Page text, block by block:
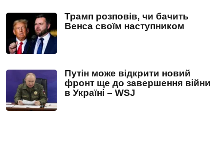
Трамп розповів, чи бачить
Венса своїм наступником
Путін може відкрити новий
фронт ще до завершення війни
в Україні – WSJ